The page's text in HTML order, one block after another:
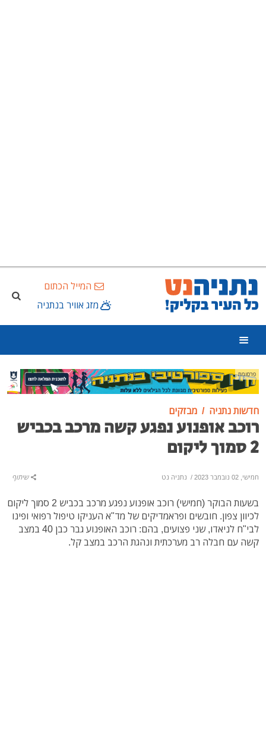
המייל הכתום
מזג אוויר בנתניה
פרסומת
חדשות נתניה מבזקים
רוכב אופנוע נפגע קשה מרכב בכביש
2 סמוך ליקום
חמישי, 02 נובמבר 2023 / נתניה נט שיתוף
בשעות הבוקר (חמישי) רוכב אופנוע נפגע מרכב בכביש 2 סמוך ליקום
לכיוון צפון. חובשים ופראמדיקים של מד"א העניקו טיפול רפואי ופינו
לבי"ח לניאדו, שני פצועים, בהם: רוכב האופנוע גבר כבן 40 במצב
קשה עם חבלה רב מערכתית ונהגת הרכב במצב קל.